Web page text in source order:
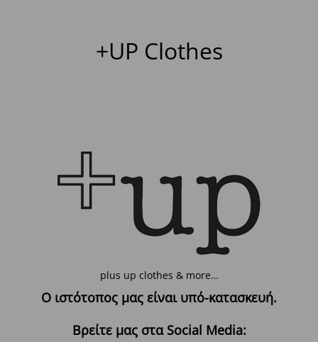
+UP Clothes
plus up clothes & more…
Ο ιστότοπος μας είναι υπό-κατασκευή.
Βρείτε μας στα Social Media: